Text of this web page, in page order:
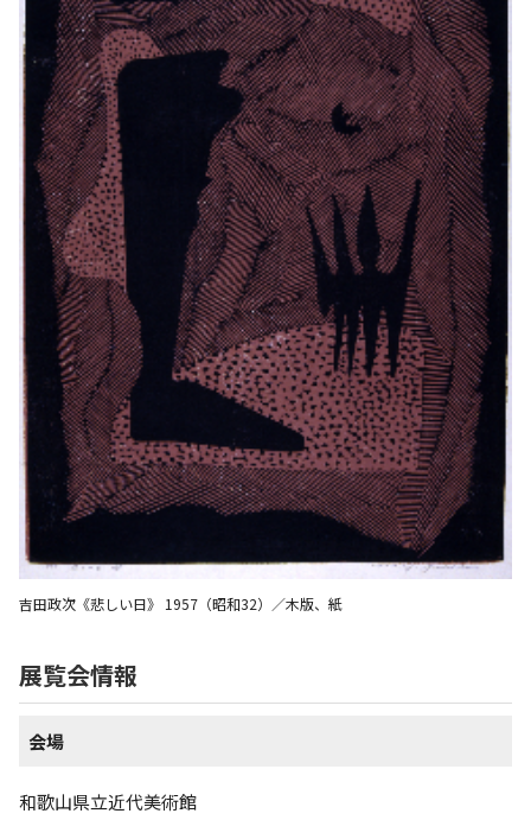
吉田政次《悲しい日》 1957（昭和32）／木版、紙
展覧会情報
会場
和歌山県立近代美術館